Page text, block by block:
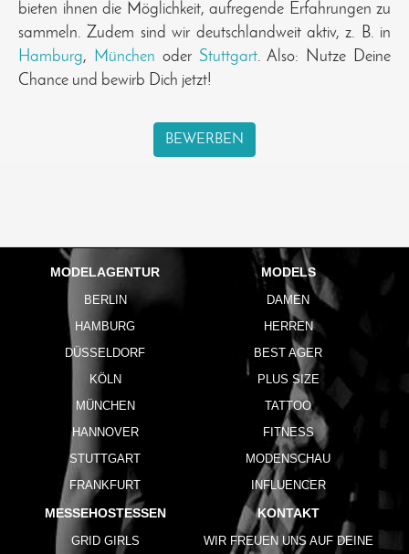
bieten ihnen die Möglichkeit, aufregende Erfahrungen zu
sammeln. Zudem sind wir deutschlandweit aktiv, z. B. in
Hamburg, München oder Stuttgart. Also: Nutze Deine
Chance und bewirb Dich jetzt!
BEWERBEN
MODELAGENTUR
BERLIN
HAMBURG
DÜSSELDORF
KÖLN
MÜNCHEN
HANNOVER
STUTTGART
FRANKFURT
MODELS
DAMEN
HERREN
BEST AGER
PLUS SIZE
TATTOO
FITNESS
MODENSCHAU
INFLUENCER
MESSEHOSTESSEN
GRID GIRLS
KONTAKT
WIR FREUEN UNS AUF DEINE